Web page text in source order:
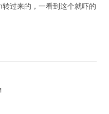
过来的，一看到这个就吓的